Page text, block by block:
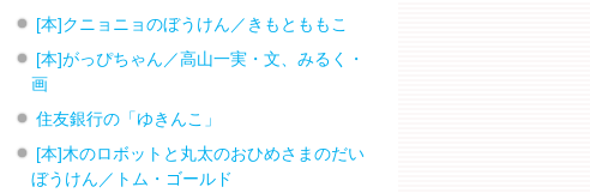
[本]クニョニョのぼうけん／きもとももこ
[本]がっぴちゃん／高山一実・文、みるく・
画
住友銀行の「ゆきんこ」
[本]木のロボットと丸太のおひめさまのだい
ぼうけん／トム・ゴールド